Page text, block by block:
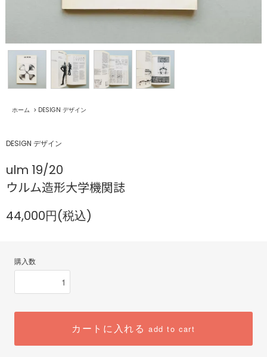
ホーム > DESIGN デザイン
DESIGN デザイン
ulm 19/20
ウルム造形大学機関誌
44,000円(税込)
購入数
カートに入れるadd to cart